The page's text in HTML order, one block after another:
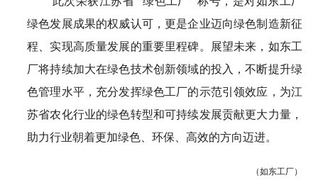
绿色发展成果的权威认可，更是企业迈向绿色制造新征
程、实现高质量发展的重要里程碑。展望未来，如东工
厂将持续加大在绿色技术创新领域的投入，不断提升绿
色管理水平，充分发挥绿色工厂的示范引领效应，为江
苏省农化行业的绿色转型和可持续发展贡献更大力量，
助力行业朝着更加绿色、环保、高效的方向迈进。
（如东工厂）